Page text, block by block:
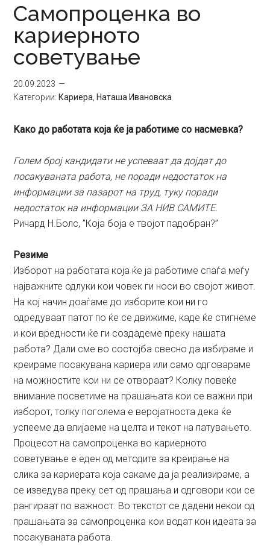
Самопроценка во
кариерното
советување
20.09.2023
Категории: Кариера Наташа Ивановска
Како до работата која ќе ја работиме со насмевка?
Голем број кандидати не успеваат да дојдат до
посакуваната работа, не поради недостаток на
информации за пазарот на труд, туку поради
недостаток на информации ЗА НИВ САМИТЕ.
Ричард Н.Болс, ”Која боја е твојот падобран?”
Резиме
Изборот на работата која ќе ја работиме спаѓа меѓу
најважните одлуки кои човек ги носи во својот живот.
На кој начин доаѓаме до изборите кои ни го
одредуваат патот по ќе се движиме, каде ќе стигнеме
и кои вредности ќе ги создадеме преку нашата
работа? Дали сме во состојба свесно да избираме и
креираме посакувана кариера или само одговараме
на можностите кои ни се отвораат? Колку повеќе
внимание посветиме на прашањата кои се важни при
изборот, толку поголема е веројатноста дека ќе
успееме да влијаеме на целта и текот на патувањето.
Процесот на самопроценка во кариерното
советување е еден од методите за креирање на
слика за кариерата која сакаме да ја реализираме, а
се изведува преку сет од прашања и одговори кои се
рангираат по важност. Во текстот се дадени некои од
прашањата за самопроценка кои водат кон идеата за
посакуваната работа.